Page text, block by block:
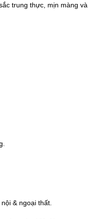
trung thực, mịn màng và
& ngoại thất.